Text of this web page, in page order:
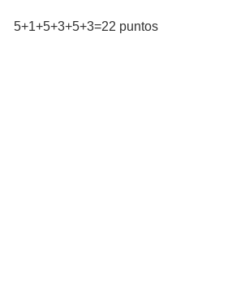
5+1+5+3+5+3=22 puntos